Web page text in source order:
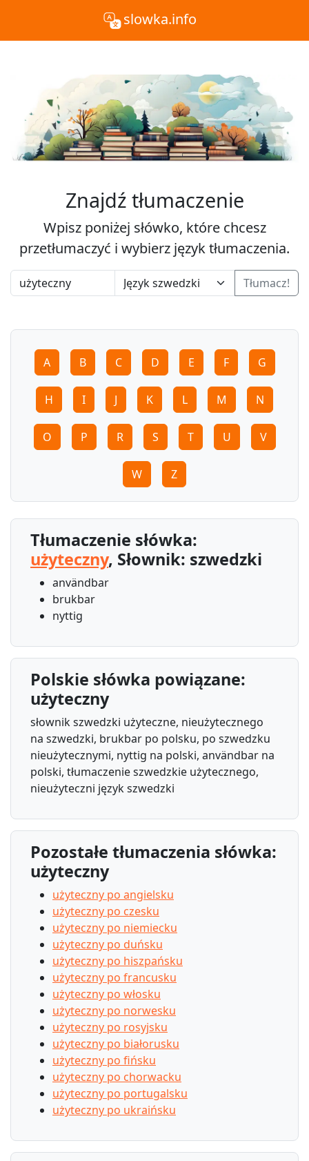
slowka.info
Znajdź tłumaczenie
Wpisz poniżej słówko, które chcesz
przetłumaczyć i wybierz język tłumaczenia.
Tłumacz!
A B C D E F G
H I J K L M N
O P R S T U V
W Z
Tłumaczenie słówka:
użyteczny, Słownik: szwedzki
användbar
brukbar
nyttig
Polskie słówka powiązane:
użyteczny
słownik szwedzki użyteczne, nieużytecznego
na szwedzki, brukbar po polsku, po szwedzku
nieużytecznymi, nyttig na polski, användbar na
polski, tłumaczenie szwedzkie użytecznego,
nieużyteczni język szwedzki
Pozostałe tłumaczenia słówka:
użyteczny
użyteczny po angielsku
użyteczny po czesku
użyteczny po niemiecku
użyteczny po duńsku
użyteczny po hiszpańsku
użyteczny po francusku
użyteczny po włosku
użyteczny po norwesku
użyteczny po rosyjsku
użyteczny po białorusku
użyteczny po fińsku
użyteczny po chorwacku
użyteczny po portugalsku
użyteczny po ukraińsku